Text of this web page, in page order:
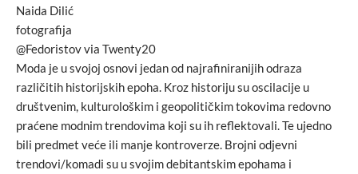
Naida Dilić
fotografija
@Fedoristov via Twenty20
Moda je u svojoj osnovi jedan od najrafiniranijih odraza
različitih historijskih epoha. Kroz historiju su oscilacije u
društvenim, kulturološkim i geopolitičkim tokovima redovno
praćene modnim trendovima koji su ih reflektovali. Te ujedno
bili predmet veće ili manje kontroverze. Brojni odjevni
trendovi/komadi su u svojim debitantskim epohama i